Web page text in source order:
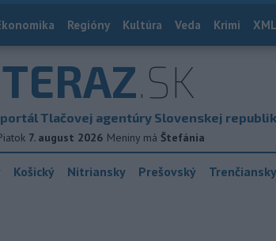
Regióny Kultúra Veda Krimi
TERAZ.SK
Tlačovej agentúry Slovenskej
7. august 2026 Meniny má Štefánia
Košický Nitriansky Prešovský Trenčiansky